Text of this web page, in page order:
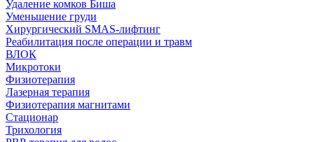
Удаление комков Биша
Уменьшение груди
Хирургический SMAS-лифтинг
Реабилитация после операции и травм
ВЛОК
Микротоки
Физиотерапия
Лазерная терапия
Физиотерапия магнитами
Стационар
Трихология